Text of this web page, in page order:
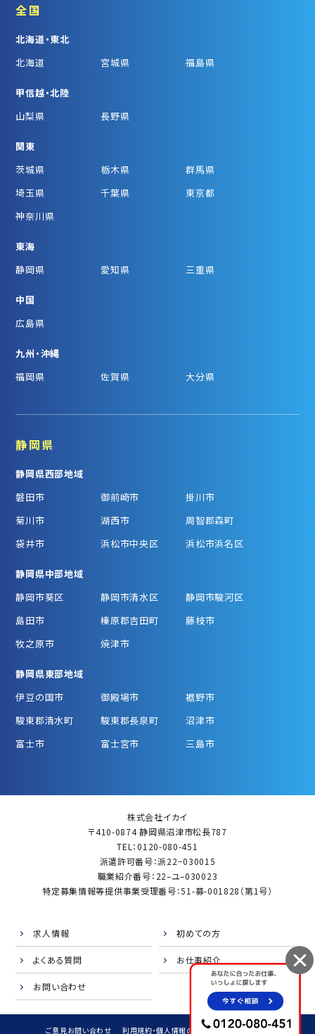
全国
北海道・東北
北海道
宮城県 福島県
甲信越・北陸
山梨県
長野県
関東
茨城県
栃木県
群馬県
埼玉県
千葉県
東京都
神奈川県
東海
静岡県
愛知県 三重県
中国
広島県
九州・沖縄
福岡県
佐賀県 大分県
静岡県
静岡県西部地域
磐田市
御前崎市
掛川市
菊川市
湖西市
周智郡森町
袋井市
浜松市中央区 浜松市浜名区
静岡県中部地域
静岡市葵区
静岡市清水区
静岡市駿河区
島田市
榛原郡吉田町
藤枝市
牧之原市
焼津市
静岡県東部地域
伊豆の国市
御殿場市
裾野市
駿東郡清水町
駿東郡長泉町
沼津市
富士市
富士宮市 三島市
株式会社イカイ
〒410-0874 静岡県沼津市松長787
TEL：0120-080-451
派遣許可番号：派22−030015
職業紹介番号：22–ユ–030023
特定募集情報等提供事業受理番号：51-募-001828（第1号）
求人情報 初めての方
よくある質問 お仕事紹介
お問い合わせ
ご意見お問い合わせ 利用規約・個人情報の取扱 サイトマップ